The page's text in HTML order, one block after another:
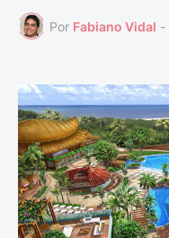
Por Fabiano Vidal -